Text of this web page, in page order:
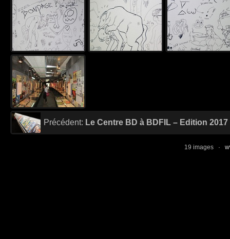
Précédent: Le Centre BD à BDFIL – Edition 2017
19 images ·